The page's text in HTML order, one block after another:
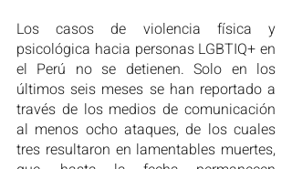
Los casos de violencia física y
psicológica hacia personas LGBTIQ+ en
el Perú no se detienen. Solo en los
últimos seis meses se han reportado a
través de los medios de comunicación
al menos ocho ataques, de los cuales
tres resultaron en lamentables muertes,